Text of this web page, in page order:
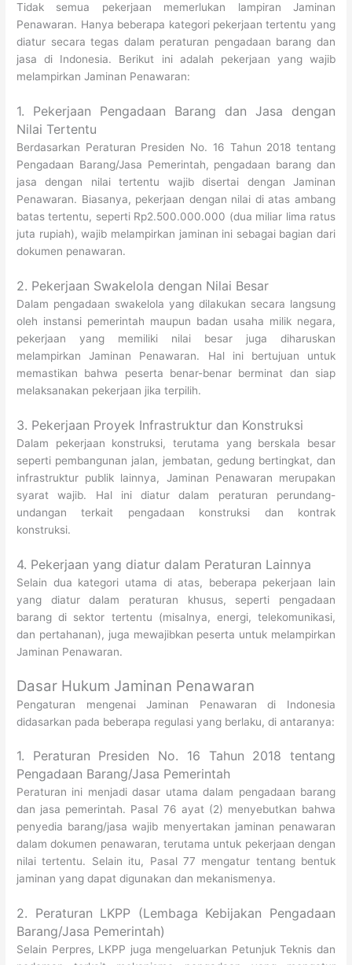
Tidak semua pekerjaan memerlukan lampiran Jaminan
Penawaran. Hanya beberapa kategori pekerjaan tertentu yang
diatur secara tegas dalam peraturan pengadaan barang dan
jasa di Indonesia. Berikut ini adalah pekerjaan yang wajib
melampirkan Jaminan Penawaran:
1. Pekerjaan Pengadaan Barang dan Jasa dengan
Nilai Tertentu
Berdasarkan Peraturan Presiden No. 16 Tahun 2018 tentang
Pengadaan Barang/Jasa Pemerintah, pengadaan barang dan
jasa dengan nilai tertentu wajib disertai dengan Jaminan
Penawaran. Biasanya, pekerjaan dengan nilai di atas ambang
batas tertentu, seperti Rp2.500.000.000 (dua miliar lima ratus
juta rupiah), wajib melampirkan jaminan ini sebagai bagian dari
dokumen penawaran.
2. Pekerjaan Swakelola dengan Nilai Besar
Dalam pengadaan swakelola yang dilakukan secara langsung
oleh instansi pemerintah maupun badan usaha milik negara,
pekerjaan yang memiliki nilai besar juga diharuskan
melampirkan Jaminan Penawaran. Hal ini bertujuan untuk
memastikan bahwa peserta benar-benar berminat dan siap
melaksanakan pekerjaan jika terpilih.
3. Pekerjaan Proyek Infrastruktur dan Konstruksi
Dalam pekerjaan konstruksi, terutama yang berskala besar
seperti pembangunan jalan, jembatan, gedung bertingkat, dan
infrastruktur publik lainnya, Jaminan Penawaran merupakan
syarat wajib. Hal ini diatur dalam peraturan perundang-
undangan terkait pengadaan konstruksi dan kontrak
konstruksi.
4. Pekerjaan yang diatur dalam Peraturan Lainnya
Selain dua kategori utama di atas, beberapa pekerjaan lain
yang diatur dalam peraturan khusus, seperti pengadaan
barang di sektor tertentu (misalnya, energi, telekomunikasi,
dan pertahanan), juga mewajibkan peserta untuk melampirkan
Jaminan Penawaran.
Dasar Hukum Jaminan Penawaran
Pengaturan mengenai Jaminan Penawaran di Indonesia
didasarkan pada beberapa regulasi yang berlaku, di antaranya:
1. Peraturan Presiden No. 16 Tahun 2018 tentang
Pengadaan Barang/Jasa Pemerintah
Peraturan ini menjadi dasar utama dalam pengadaan barang
dan jasa pemerintah. Pasal 76 ayat (2) menyebutkan bahwa
penyedia barang/jasa wajib menyertakan jaminan penawaran
dalam dokumen penawaran, terutama untuk pekerjaan dengan
nilai tertentu. Selain itu, Pasal 77 mengatur tentang bentuk
jaminan yang dapat digunakan dan mekanismenya.
2. Peraturan LKPP (Lembaga Kebijakan Pengadaan
Barang/Jasa Pemerintah)
Selain Perpres, LKPP juga mengeluarkan Petunjuk Teknis dan